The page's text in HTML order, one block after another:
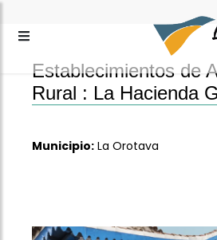
Establecimientos de
Rural : La Hacienda
Municipio: La Orotava